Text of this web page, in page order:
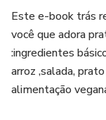
Este e-book trás
você que adora
:ingredientes
arroz ,salada,
alimentação